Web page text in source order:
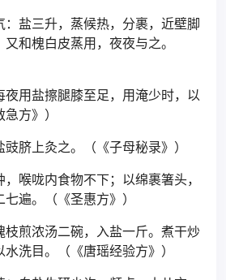
盐三升，蒸候热，分裹，近壁脚
和槐白皮蒸用，夜夜与之。
用盐擦腿膝至足，用淹少时，以
方》）
脐上灸之。（《子母秘录》）
喉咙内食物不下；以绵裹箸头，
遍。（《圣惠方》）
煎浓汤二碗，入盐一斤。煮干炒
洗目。（《唐瑶经验方》）